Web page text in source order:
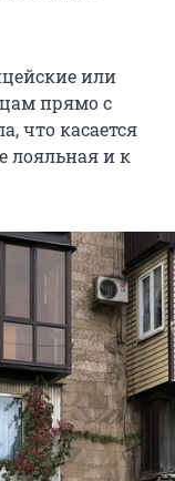
или
прямо с
что касается
лояльная и к